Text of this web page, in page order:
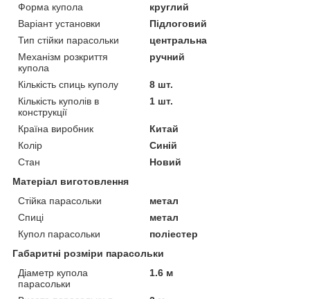
Форма купола
круглий
Варіант установки
Підлоговий
Тип стійки парасольки
центральна
Механізм розкриття
купола
ручний
Кількість спиць куполу
8 шт.
Кількість куполів в
конструкції
1 шт.
Країна виробник
Китай
Колір
Синій
Стан
Новий
Матеріал виготовлення
Стійка парасольки
метал
Спиці
метал
Купол парасольки
поліестер
Габаритні розміри парасольки
Діаметр купола
парасольки
1.6 м